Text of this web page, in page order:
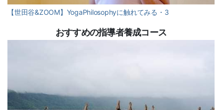
【世田谷&ZOOM】YogaPhilosophyに触れてみる・3
おすすめの指導者養成コース